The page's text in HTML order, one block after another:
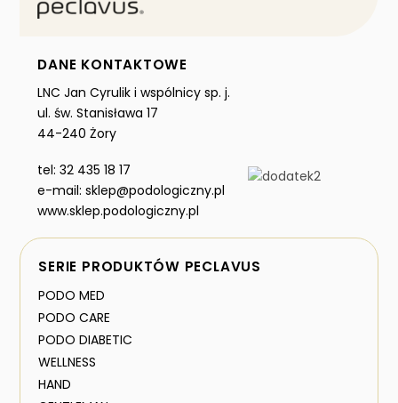
DANE KONTAKTOWE
LNC Jan Cyrulik i wspólnicy sp. j.
ul. św. Stanisława 17
44-240 Żory
tel: 32 435 18 17
e-mail: sklep@podologiczny.pl
www.sklep.podologiczny.pl
SERIE PRODUKTÓW PECLAVUS
PODO MED
PODO CARE
PODO DIABETIC
WELLNESS
HAND